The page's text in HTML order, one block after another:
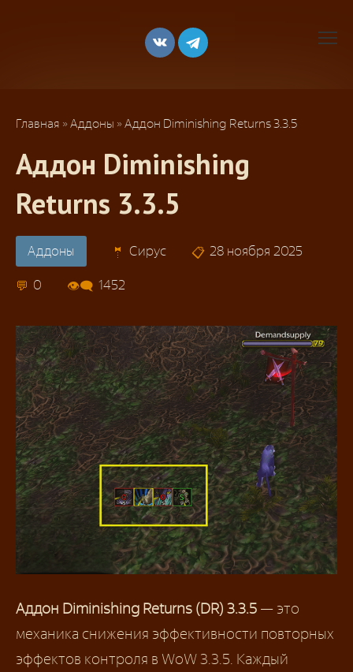
Главная »Аддоны »Аддон Diminishing Returns 3.3.5
Аддон Diminishing
Returns 3.3.5
Аддоны Сирус 28 ноября 2025
0 1452
Аддон Diminishing Returns (DR) 3.3.5 — это
механика снижения эффективности повторных
эффектов контроля в WoW 3.3.5. Каждый